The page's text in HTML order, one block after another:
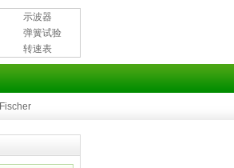
示波器
弹簧试验
机
转速表
Fischer